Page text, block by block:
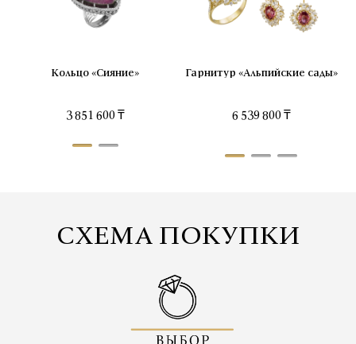
Кольцо «Сияние»
3 851 600 ₸
Подвеска «Сияние»
9 246 700 ₸
Гарнитур «Альпийские сады»
6 539 800 ₸
СХЕМА ПОКУПКИ